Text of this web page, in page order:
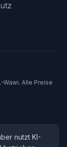
Alle Preise
nutzt KI-